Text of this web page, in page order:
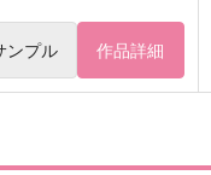
ウ×ベナウィ
ンプル 作品詳細
ンプル 作品詳細